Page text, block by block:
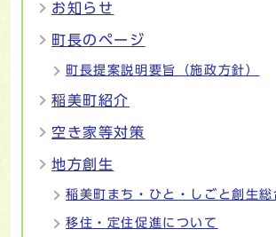
お知らせ
町長のページ
町長提案説明要旨（施政方針）
稲美町紹介
空き家等対策
地方創生
稲美町まち・ひと・しごと創生総
移住・定住促進について